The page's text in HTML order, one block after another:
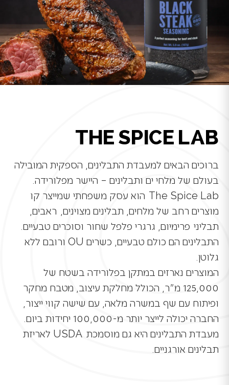
THE SPICE LAB
ברוכים הבאים למעבדת התבלינים, הספקית המובילה
בעולם של מלחי ים ותבלינים – היישר מפלורידה.
The Spice Lab הוא עסק משפחתי שמייצר קו
מוצרים רחב של מלחים, תבלינים מצוינים, ראבים
תבליני פרימיום , גרגרי פלפל שחור וסוכרים טבעיים.
התבלינים הם כולם טבעיים, כשרים OU ורובם ללא
גלוטן.
המוצרים נארזים במתקן בפלורידה בשטח של
125,000 מ"ר, הכולל מחלקת עיצוב, מטבח מחקר
ופיתוח עם שף במשרה מלאה, עם שישה קווי ייצור,
החברה יכולה לייצר יותר מ-100,000 יחידות ביום.
מעבדת התבלינים היא גם מוסמכת USDA לאריזת
תבלינים אורגניים.